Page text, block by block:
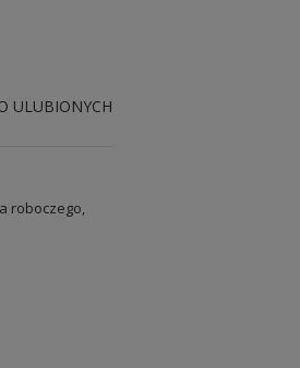
ULUBIONYCH
roboczego,